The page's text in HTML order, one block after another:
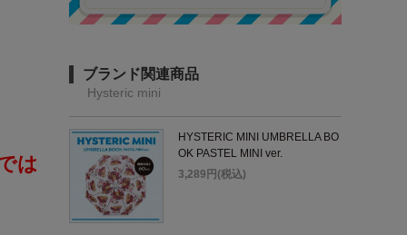
は
ブランド関連商品
Hysteric mini
HYSTERIC MINI UMBRELLA BO
OK PASTEL MINI ver.
3,289円(税込)